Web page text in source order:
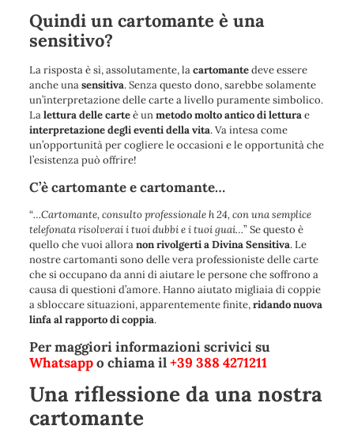
Quindi un cartomante è una
sensitivo?
La risposta è sì, assolutamente, lacartomantedeve essere
anche unasensitiva. Senza questo dono, sarebbe solamente
un’interpretazione delle carte a livello puramente simbolico.
Lalettura delle carteè unmetodo molto antico di letturae
interpretazione degli eventi della vita. Va intesa come
un’opportunità per cogliere le occasioni e le opportunità che
l’esistenza può offrire!
C’è cartomante e cartomante…
“…Cartomante, consulto professionale h 24, con una semplice
telefonata risolverai i tuoi dubbi e i tuoi guai…” Se questo è
quello che vuoi alloranon rivolgerti a Divina Sensitiva. Le
nostre cartomanti sono delle vera professioniste delle carte
che si occupano da anni di aiutare le persone che soffrono a
causa di questioni d’amore. Hanno aiutato migliaia di coppie
a sbloccare situazioni, apparentemente finite,ridando nuova
linfa al rapporto di coppia.
Per maggiori informazioni scrivici su
Whatsappo chiama il+39 388 4271211
Una riflessione da una nostra
cartomante